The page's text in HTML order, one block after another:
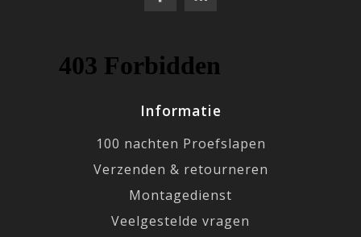
Informatie
100 nachten Proefslapen
Verzenden & retourneren
Montagedienst
Veelgestelde vragen